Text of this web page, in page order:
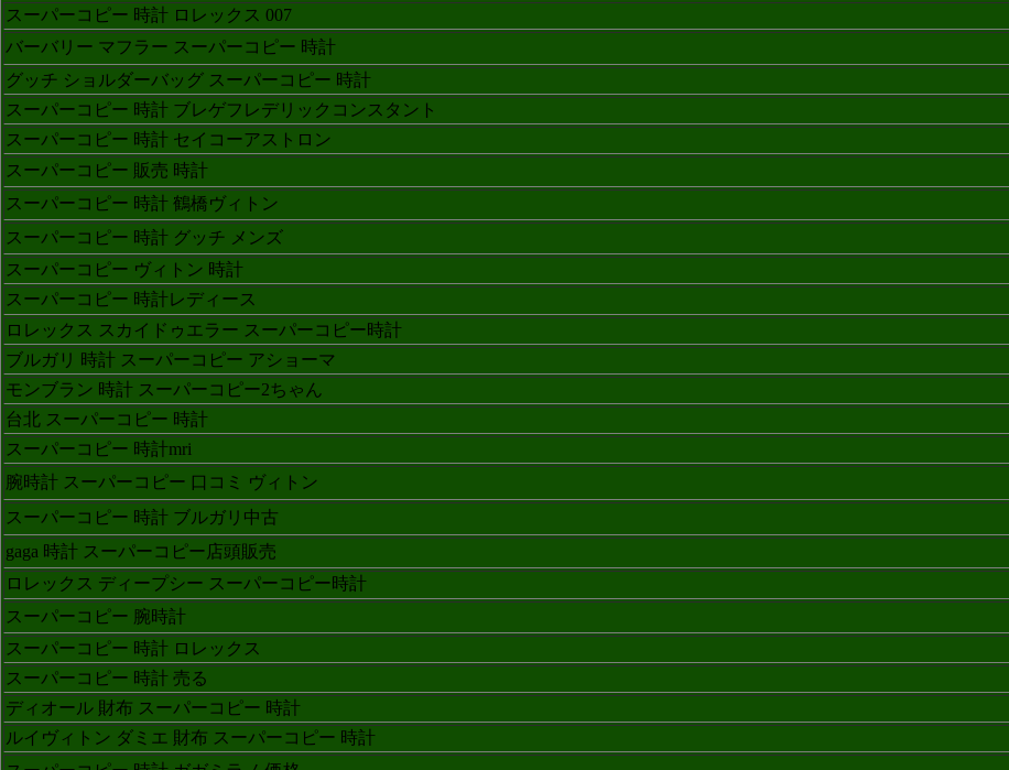
スーパーコピー 時計 ロレックス 007
バーバリー マフラー スーパーコピー 時計
グッチ ショルダーバッグ スーパーコピー 時計
スーパーコピー 時計 ブレゲフレデリックコンスタント
スーパーコピー 時計 セイコーアストロン
スーパーコピー 販売 時計
スーパーコピー 時計 鶴橋ヴィトン
スーパーコピー 時計 グッチ メンズ
スーパーコピー ヴィトン 時計
スーパーコピー 時計レディース
ロレックス スカイドゥエラー スーパーコピー時計
ブルガリ 時計 スーパーコピー アショーマ
モンブラン 時計 スーパーコピー2ちゃん
台北 スーパーコピー 時計
スーパーコピー 時計mri
腕時計 スーパーコピー 口コミ ヴィトン
スーパーコピー 時計 ブルガリ中古
gaga 時計 スーパーコピー店頭販売
ロレックス ディープシー スーパーコピー時計
スーパーコピー 腕時計
スーパーコピー 時計 ロレックス
スーパーコピー 時計 売る
ディオール 財布 スーパーコピー 時計
ルイヴィトン ダミエ 財布 スーパーコピー 時計